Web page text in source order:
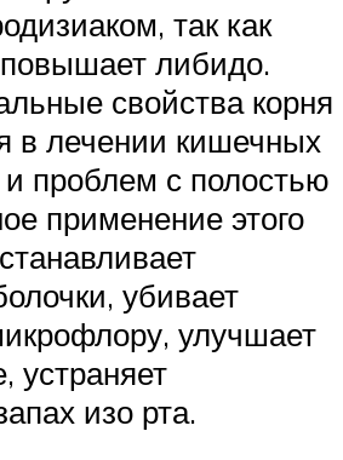
так как
либидо.
свойства корня
в лечении кишечных
проблем с полостью
применение этого
убивает
улучшает
устраняет
изо рта.